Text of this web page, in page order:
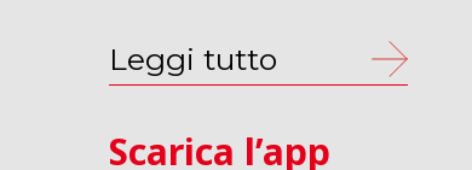
Leggi tutto
Scarica l’app